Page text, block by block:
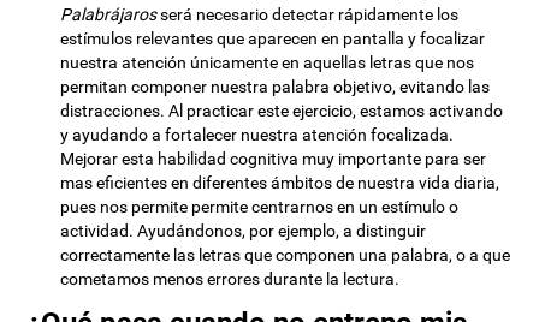
Palabrájarosserá necesario detectar rápidamente los
estímulos relevantes que aparecen en pantalla y focalizar
nuestra atención únicamente en aquellas letras que nos
permitan componer nuestra palabra objetivo, evitando las
distracciones. Al practicar este ejercicio, estamos activando
y ayudando a fortalecer nuestra atención focalizada.
Mejorar esta habilidad cognitiva muy importante para ser
mas eficientes en diferentes ámbitos de nuestra vida diaria,
pues nos permite permite centrarnos en un estímulo o
actividad. Ayudándonos, por ejemplo, a distinguir
correctamente las letras que componen una palabra, o a que
cometamos menos errores durante la lectura.